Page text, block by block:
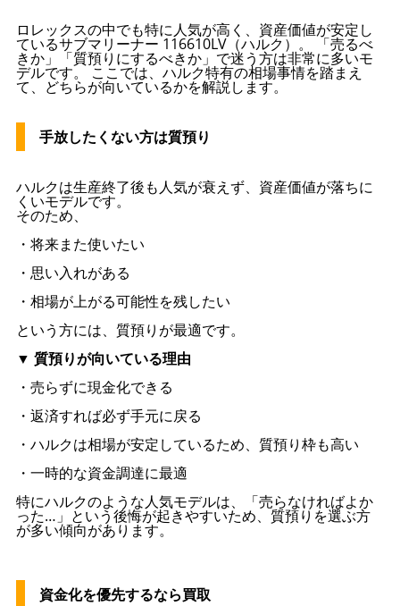
ロレックスの中でも特に人気が高く、資産価値が安定し
ているサブマリーナー 116610LV（ハルク）。 「売るべ
きか」「質預りにするべきか」で迷う方は非常に多いモ
デルです。 ここでは、ハルク特有の相場事情を踏まえ
て、どちらが向いているかを解説します。
手放したくない方は質預り
ハルクは生産終了後も人気が衰えず、資産価値が落ちに
くいモデルです。
そのため、
・将来また使いたい
・思い入れがある
・相場が上がる可能性を残したい
という方には、質預りが最適です。
▼ 質預りが向いている理由
・売らずに現金化できる
・返済すれば必ず手元に戻る
・ハルクは相場が安定しているため、質預り枠も高い
・一時的な資金調達に最適
特にハルクのような人気モデルは、「売らなければよか
った…」という後悔が起きやすいため、質預りを選ぶ方
が多い傾向があります。
資金化を優先するなら買取